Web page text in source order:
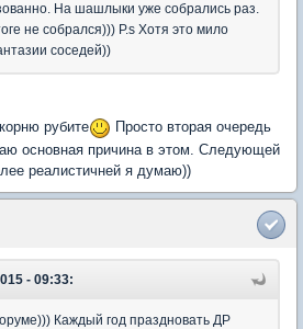
На шашлыки уже собрались раз.
не собрался))) P.s Хотя это мило
соседей))
рубите
Просто вторая очередь
основная причина в этом. Следующей
реалистичней я думаю))
- 09:33:
Каждый год праздновать ДР